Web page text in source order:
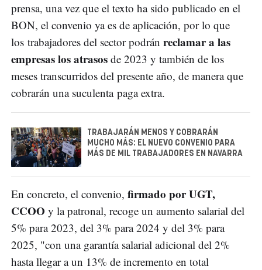
prensa, una vez que el texto ha sido publicado en el
BON, el convenio ya es de aplicación, por lo que
los trabajadores del sector podrán reclamar a las
empresas los atrasos de 2023 y también de los
meses transcurridos del presente año, de manera que
cobrarán una suculenta paga extra.
TRABAJARÁN MENOS Y COBRARÁN
MUCHO MÁS: EL NUEVO CONVENIO PARA
MÁS DE MIL TRABAJADORES EN NAVARRA
En concreto, el convenio, firmado por UGT,
CCOO y la patronal, recoge un aumento salarial del
5% para 2023, del 3% para 2024 y del 3% para
2025, "con una garantía salarial adicional del 2%
hasta llegar a un 13% de incremento en total